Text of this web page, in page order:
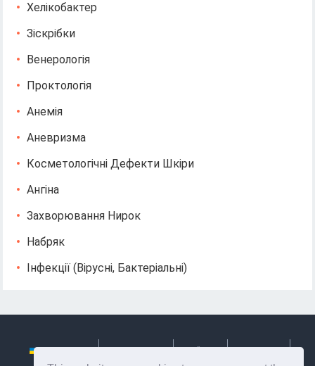
Хелікобактер
Зіскрібки
Венерологія
Проктологія
Анемія
Аневризма
Косметологічні Дефекти Шкіри
Ангіна
Захворювання Нирок
Набряк
Інфекції (вірусні, Бактеріальні)